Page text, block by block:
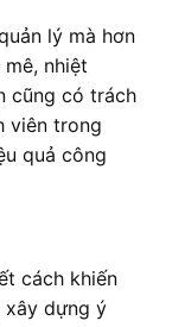
lý mà hơn
nhiệt
cũng có trách
viên trong
quả công
cách khiến
xây dựng ý